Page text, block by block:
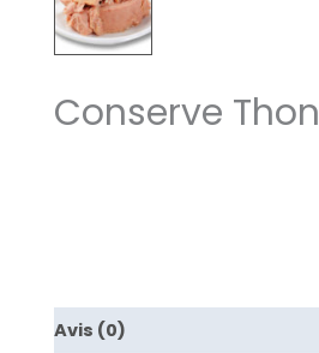
Conserve Thon
Avis (0)